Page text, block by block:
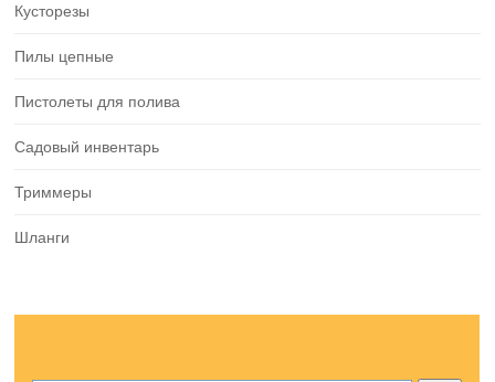
Кусторезы
Пилы цепные
Пистолеты для полива
Садовый инвентарь
Триммеры
Шланги